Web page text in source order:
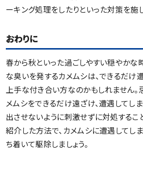
ーキング処理をしたりといった対策を施し
おわりに
春から秋といった過ごしやすい穏やかな
な臭いを発するカメムシは、できるだけ
上手な付き合い方なのかもしれません
メムシをできるだけ遠ざけ、遭遇してし
出させないように刺激せずに対処するこ
紹介した方法で、カメムシに遭遇してし
ち着いて駆除しましょう。